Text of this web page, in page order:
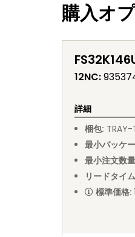
購入オ
12NC:
詳細
梱包: TRAY-
最小パッケ
最小注文数量
リードタイム
標準価格: